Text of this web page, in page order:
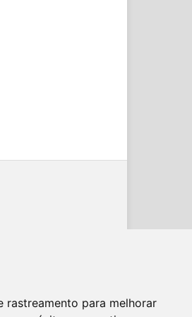
rastreamento para melhorar